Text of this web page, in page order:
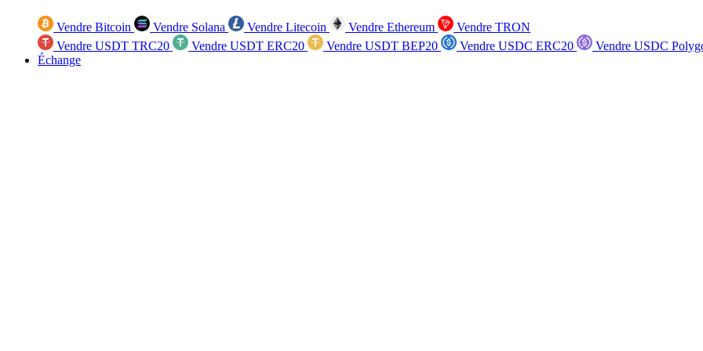
Vendre Bitcoin Vendre Solana Vendre Litecoin Vendre Ethereum
Vendre TRON
Vendre USDT TRC20
Vendre USDT ERC20 Vendre USDT BEP20 Vendre USDC ERC20
Vendre USDC
Échange